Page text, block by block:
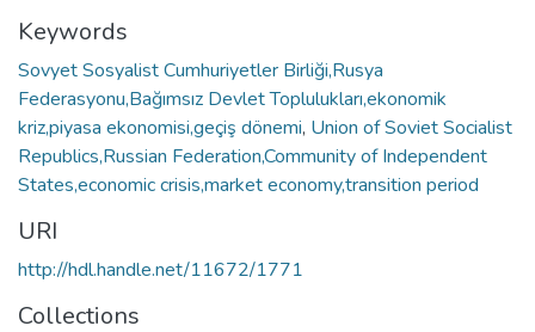
Keywords
Sovyet Sosyalist Cumhuriyetler Birliği,Rusya
Federasyonu,Bağımsız Devlet Toplulukları,ekonomik
kriz,piyasa ekonomisi,geçiş dönemi, Union of Soviet Socialist
Republics,Russian Federation,Community of Independent
States,economic crisis,market economy,transition period
URI
http://hdl.handle.net/11672/1771
Collections